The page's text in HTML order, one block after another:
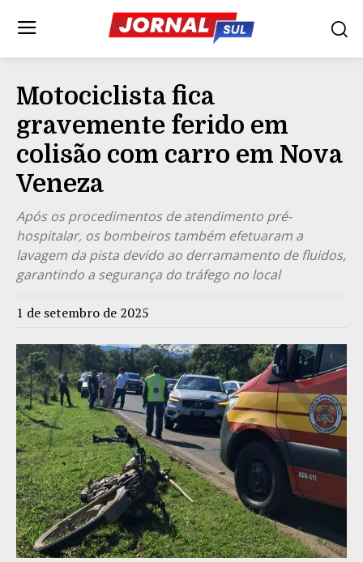
Motociclista fica
gravemente ferido em
colisão com carro em Nova
Veneza
Após os procedimentos de atendimento pré-
hospitalar, os bombeiros também efetuaram a
lavagem da pista devido ao derramamento de fluidos,
garantindo a segurança do tráfego no local
1 de setembro de 2025